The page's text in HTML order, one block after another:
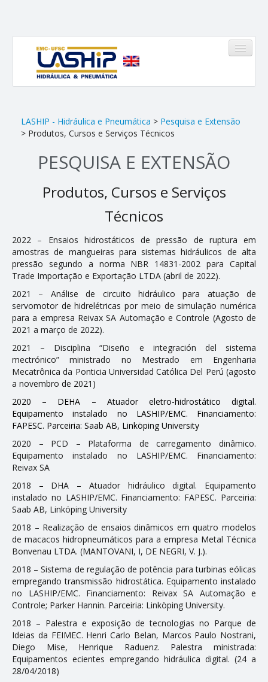
Quem somos
Infraestrutura
Linhas de Atuação
Pinheirinho
ENSINO
Disciplinas
PUBLICAÇÕES
Apostilas
Artigos
Dissertações
Normas Técnicas
Projetos Fim de Curso
Relatorios
Teses
Trabalhos
PESQUISA E EXTENSÃO
Coluna de Carreira
Comunicações em Eventos
Eventos
LASHIP - Hidráulica e Pneumática > Pesquisa e Extensão
> Produtos, Cursos e Serviços Técnicos
PESQUISA E EXTENSÃO
Produtos, Cursos e Serviços
Técnicos
2022 – Ensaios hidrostáticos de pressão de ruptura em
amostras de mangueiras para sistemas hidráulicos de alta
pressão segundo a norma NBR 14831-2002 para Capital
Trade Importação e Exportação LTDA (abril de 2022).
2021 – Análise de circuito hidráulico para atuação de
servomotor de hidrelétricas por meio de simulação numérica
para a empresa Reivax SA Automação e Controle (Agosto de
2021 a março de 2022).
2021 – Disciplina “Diseño e integración del sistema
mectrónico” ministrado no Mestrado em Engenharia
Mecatrônica da Pontificia Universidad Católica Del Perú (agosto
a novembro de 2021)
2020 – DEHA – Atuador eletro-hidrostático digital.
Equipamento instalado no LASHIP/EMC. Financiamento:
FAPESC. Parceiria: Saab AB, Linköping University
2020 – PCD – Plataforma de carregamento dinâmico.
Equipamento instalado no LASHIP/EMC. Financiamento:
Reivax SA
2018 – DHA – Atuador hidráulico digital. Equipamento
instalado no LASHIP/EMC. Financiamento: FAPESC. Parceiria:
Saab AB, Linköping University
2018 – Realização de ensaios dinâmicos em quatro modelos
de macacos hidropneumáticos para a empresa Metal Técnica
Bonvenau LTDA. (MANTOVANI, I, DE NEGRI, V. J.).
2018 – Sistema de regulação de potência para turbinas eólicas
empregando transmissão hidrostática. Equipamento instalado
no LASHIP/EMC. Financiamento: Reivax SA Automação e
Controle; Parker Hannifin. Parceiria: Linköping University.
2018 – Palestra e exposição de tecnologias no Parque de
Ideias da FEIMEC. Henri Carlo Belan, Marcos Paulo Nostrani,
Diego Mise, Henrique Raduenz. Palestra ministrada:
Equipamentos eficientes empregando hidráulica digital. (24 a
28/04/2018)